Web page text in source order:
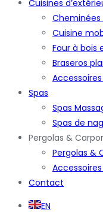
Cuisines
Cheminées
Cuisine
Four à bois
Braseros
Spas
Spas
Spas de
Pergolas &
Pergolas &
Contact
EN